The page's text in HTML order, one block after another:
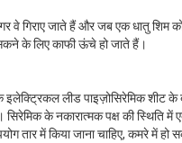
वे गिराए जाते हैं और जब एक धातु शिम
के लिए काफी ऊंचे हो जाते हैं।
लीड पाइज़ोसिरेमिक शीट के
के नकारात्मक पक्ष की स्थिति में
में किया जाना चाहिए, कमरे में हो